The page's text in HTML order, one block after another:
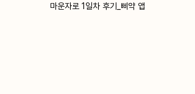
마운자로 1일차 후기_삐약 앱